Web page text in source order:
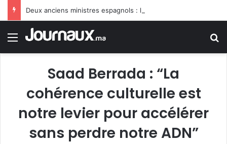
Menu
Saad Berrada : “La
cohérence culturelle est
notre levier pour accélérer
sans perdre notre ADN”